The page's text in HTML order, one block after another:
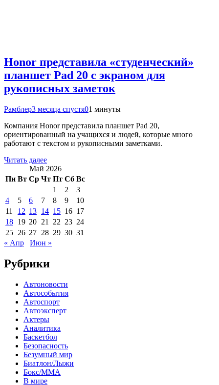
Honor представила «студенческий»
планшет Pad 20 с экраном для
рукописных заметок
Рамблер3 месяца спустя01 минуты
Компания Honor представила планшет Pad 20,
ориентированный на учащихся и людей, которые много
работают с текстом и рукописными заметками.
Читать далее
Май 2026
Пн Вт Ср Чт Пт Сб Вс
1
2
3
4
5 6 7 8 9
10
11
12 13 14 15 16 17
18 19 20 21 22 23 24
25 26 27 28 29 30 31
« Апр
Июн »
Рубрики
Автоновости
Автособытия
Автоспорт
Автоэксперт
Актеры
Аналитика
Баскетбол
Безопасность
Безумный мир
Биатлон/Лыжи
Бокс/MMA
В мире